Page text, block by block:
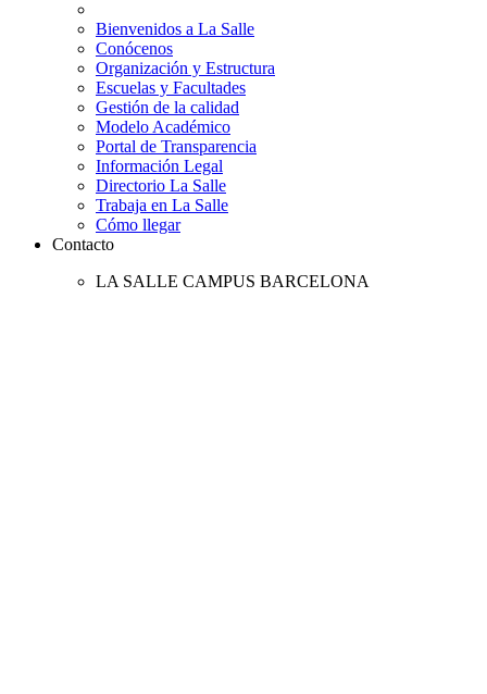
Bienvenidos a La Salle
Conócenos
Organización y Estructura
Escuelas y Facultades
Gestión de la calidad
Modelo Académico
Portal de Transparencia
Información Legal
Directorio La Salle
Trabaja en La Salle
Cómo llegar
Contacto
LA SALLE CAMPUS BARCELONA